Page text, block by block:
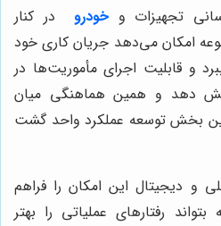
تجهیزات وخودرو در کنار
امکان می‌دهد جریان کاری خود
و قابلیت اجرای مأموریت‌ها در
دهد و همین هماهنگی میان
بخش توسعه عملکرد واحد گشت
و دیجیتال این امکان را فراهم
رفتارهای عملیاتی را بهتر